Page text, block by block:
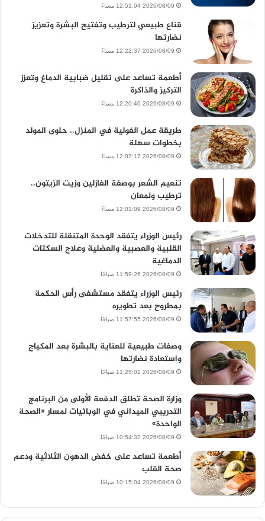
2026/08/09 12:51:04 مساءً
قناع طبيعي لترطيب وتفتيح البشرة وتعزيز
نضارتها
2026/08/09 12:22:37 مساءً
أطعمة تساعد على تقليل ضبابية الدماغ وتعزز
التركيز والذاكرة
2026/08/09 12:20:40 مساءً
طريقة عمل الفولية في المنزل.. حلوى المولد
بخطوات سهلة
2026/08/09 12:07:17 مساءً
تنعيم الشعر بوصفة الفازلين وزيت الزيتون..
ترطيب ولمعان
2026/08/09 12:01:09 مساءً
رئيس الوزراء يتفقد الوحدة المتنقلة للتدخلات
القلبية والعصبية والعضلية وعلاج السكتات
الدماغية
2026/08/09 11:59:26 صباحًا
رئيس الوزراء يتفقد مستشفى رأس الحكمة
بمطروح بعد تطويره
2026/08/09 11:57:55 صباحًا
وصفات طبيعية للعناية بالبشرة بعد المكياج
واستعادة نضارتها
2026/08/09 11:25:02 صباحًا
وزارة الصحة تطلق الدفعة الأولى من البرنامج
التدريبي الميداني في الوبائيات لمسار «الصحة
الواحدة»
2026/08/09 10:54:32 صباحًا
أطعمة تساعد على خفض الدهون الثلاثية ودعم
صحة القلب
2026/08/09 10:15:04 صباحًا